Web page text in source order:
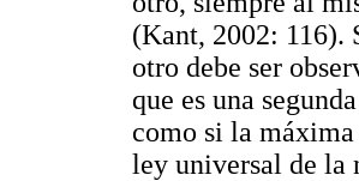
(Kant, 2002: 116).
otro debe ser
que es una
como si la
ley universal de la